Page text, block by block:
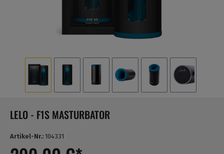
LELO - F1S MASTURBATOR
Artikel-Nr.: 104331